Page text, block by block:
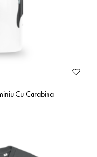
Cu Carabina